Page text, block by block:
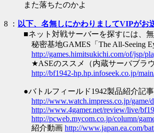
また落ちたのかよ
8 ： 以下、名無しにかわりましてVIPがお
■ネット対戦サーバーを探すには、
秘密基地GAMES「The All-Seeing
http://games.himitsukichi.com/of/jsp/
★ASEのススメ（内蔵サーバブラ
http://bf1942-hp.hp.infoseek.co.jp/
●バトルフィールド1942製品紹介記事
http://www.watch.impress.co.jp/game/
http://www.4gamer.net/review/live/
http://pcweb.mycom.co.jp/column/
紹介動画 http://www.japan.ea.com/